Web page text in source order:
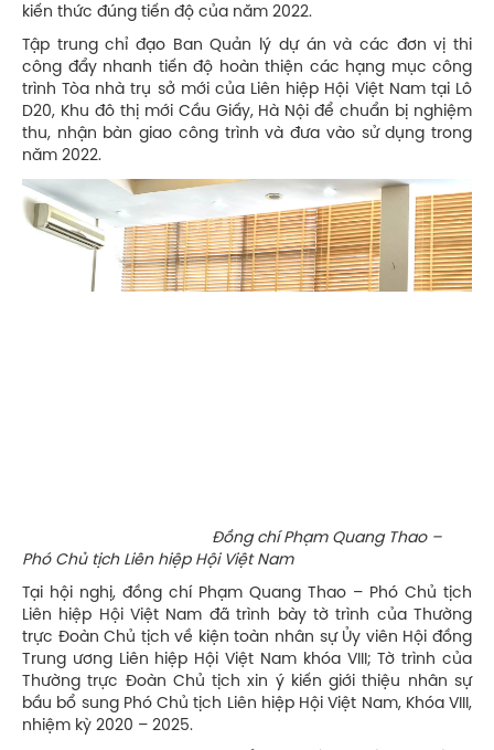
kiến thức đúng tiến độ của năm 2022.
Tập trung chỉ đạo Ban Quản lý dự án và các đơn vị thi
công đẩy nhanh tiến độ hoàn thiện các hạng mục công
trình Tòa nhà trụ sở mới của Liên hiệp Hội Việt Nam tại Lô
D20, Khu đô thị mới Cầu Giấy, Hà Nội để chuẩn bị nghiệm
thu, nhận bàn giao công trình và đưa vào sử dụng trong
năm 2022.
Đồng chí Phạm Quang Thao –
Phó Chủ tịch Liên hiệp Hội Việt Nam
Tại hội nghị, đồng chí Phạm Quang Thao – Phó Chủ tịch
Liên hiệp Hội Việt Nam đã trình bày tờ trình của Thường
trực Đoàn Chủ tịch về kiện toàn nhân sự Ủy viên Hội đồng
Trung ương Liên hiệp Hội Việt Nam khóa VIII; Tờ trình của
Thường trực Đoàn Chủ tịch xin ý kiến giới thiệu nhân sự
bầu bổ sung Phó Chủ tịch Liên hiệp Hội Việt Nam, Khóa VIII,
nhiệm kỳ 2020 – 2025.